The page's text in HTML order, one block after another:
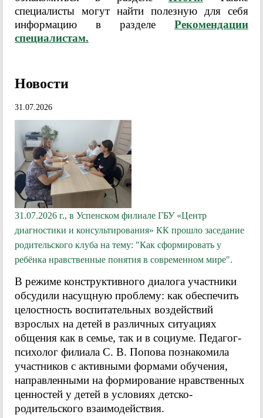
специалисты могут найти полезную для себя
информацию в разделе Рекомендации
специалистам.
Новости
31.07.2026
31.07.2026 г., в Успенском филиале ГБУ «Центр
диагностики и консультирования» КК прошло заседание
родительского клуба на тему: "Как сформировать у
ребёнка нравственные понятия в современном мире".
В режиме конструктивного диалога участники
обсудили насущную проблему: как обеспечить
целостность воспитательных воздействий
взрослых на детей в различных ситуациях
общения как в семье, так и в социуме. Педагог-
психолог филиала С. В. Попова познакомила
участников с активными формами обучения,
направленными на формирование нравственных
ценностей у детей в условиях детско-
родительского взаимодействия.